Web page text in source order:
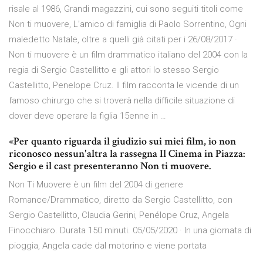
risale al 1986, Grandi magazzini, cui sono seguiti titoli come
Non ti muovere, L’amico di famiglia di Paolo Sorrentino, Ogni
maledetto Natale, oltre a quelli già citati per i 26/08/2017 ·
Non ti muovere è un film drammatico italiano del 2004 con la
regia di Sergio Castellitto e gli attori lo stesso Sergio
Castellitto, Penelope Cruz. Il film racconta le vicende di un
famoso chirurgo che si troverà nella difficile situazione di
dover deve operare la figlia 15enne in …
«Per quanto riguarda il giudizio sui miei film, io non
riconosco nessun'altra la rassegna Il Cinema in Piazza:
Sergio e il cast presenteranno Non ti muovere.
Non Ti Muovere è un film del 2004 di genere
Romance/Drammatico, diretto da Sergio Castellitto, con
Sergio Castellitto, Claudia Gerini, Penélope Cruz, Angela
Finocchiaro. Durata 150 minuti. 05/05/2020 · In una giornata di
pioggia, Angela cade dal motorino e viene portata